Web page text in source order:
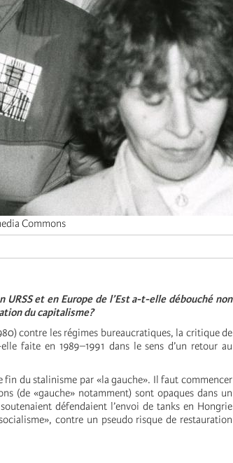
Commons
et en Europe de l’Est a-t-elle débouché non
du capitalisme?
contre les régimes bureaucratiques, la critique de
faite en 1989–1991 dans le sens d’un retour au
fin du stalinisme par «la gauche». Il faut commencer
(de «gauche» notamment) sont opaques dans un
défendaient l’envoi de tanks en Hongrie
contre un pseudo risque de restauration